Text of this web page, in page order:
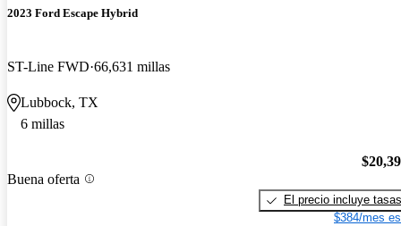
2023 Ford Escape Hybrid
ST-Line FWD 66,631 millas
Lubbock, TX
6 millas
Buena oferta
El precio incluye tasas
$384/mes